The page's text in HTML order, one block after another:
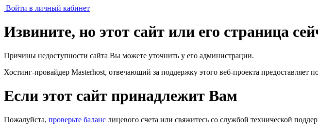
Войти в личный кабинет
Извините, но этот сайт или его страница
Причины недоступности сайта Вы можете уточнить у его администрации.
Хостинг-провайдер Masterhost, отвечающий за поддержку этого веб-проекта предоставляет
Если этот сайт принадлежит Вам
Пожалуйста, проверьте баланс лицевого счета или свяжитесь со службой технической